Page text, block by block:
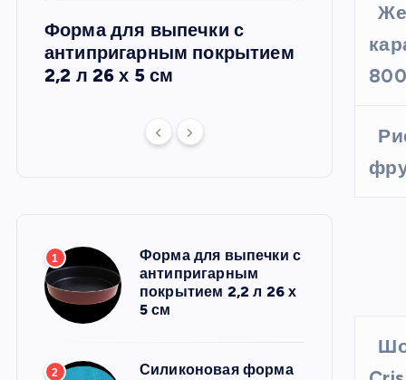
Форма для выпечки с
антипригарным покрытием
2,2 л 26 х 5 см
круглая,
1
Форма для выпечки с
антипригарным
покрытием 2,2 л 26 х
5 см
2
Силиконовая форма